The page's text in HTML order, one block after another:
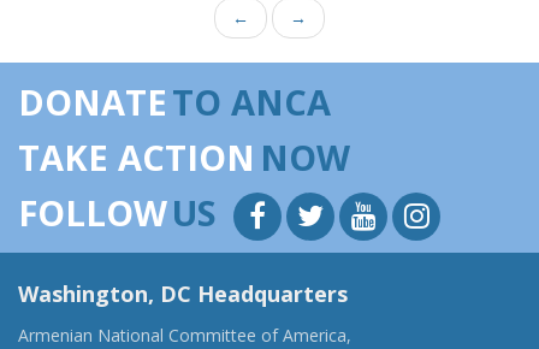
← →
DONATETO ANCA
TAKE ACTION NOW
FOLLOWUS
Washington, DC Headquarters
Armenian National Committee of America,